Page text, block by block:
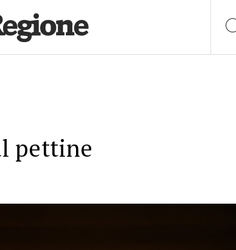
pettine